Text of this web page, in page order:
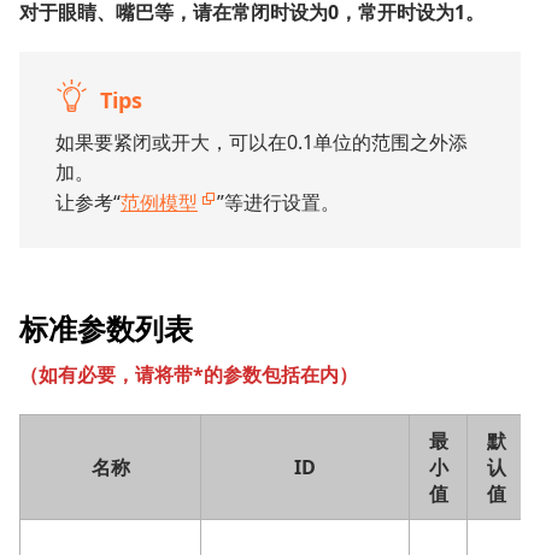
对于眼睛、嘴巴等，请在常闭时设为0，常开时设为1。
Tips
如果要紧闭或开大，可以在0.1单位的范围之外添
加。
让参考“范例模型 ”等进行设置。
标准参数列表
（如有必要，请将带*的参数包括在内）
名称 ID
最
小
值
默
认
值